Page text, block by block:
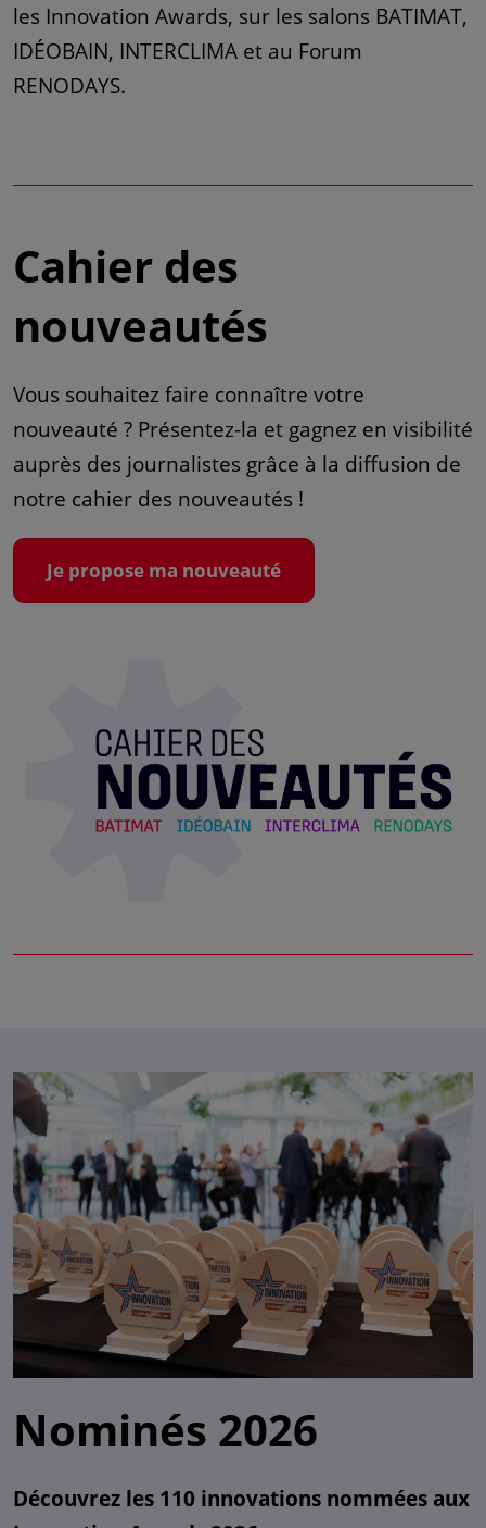
les Innovation Awards, sur les salons BATIMAT,
IDÉOBAIN, INTERCLIMA et au Forum
RENODAYS.
Cahier des
nouveautés
Vous souhaitez faire connaître votre
nouveauté ? Présentez-la et gagnez en visibilité
auprès des journalistes grâce à la diffusion de
notre cahier des nouveautés !
Je propose ma nouveauté
Nominés 2026
Découvrez les 110 innovations nommées aux